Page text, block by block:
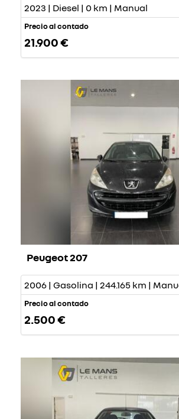
2023 | Diesel | 0 km | Manual
Precio al contado
21.900 €
Peugeot 207
2006 | Gasolina | 244.165 km |
Precio al contado
2.500 €